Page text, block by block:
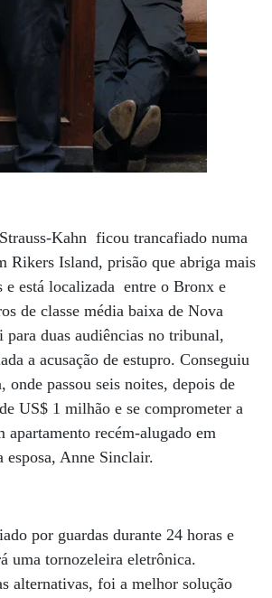
Kahn ficou trancafiado numa
Rikers Island, prisão que abriga mais
e está localizada entre o Bronx e
de classe média baixa de Nova
duas audiências no tribunal,
a acusação de estupro. Conseguiu
onde passou seis noites, depois de
US$ 1 milhão e se comprometer a
apartamento recém-alugado em
esposa, Anne Sinclair.
por guardas durante 24 horas e
uma tornozeleira eletrônica.
alternativas, foi a melhor solução